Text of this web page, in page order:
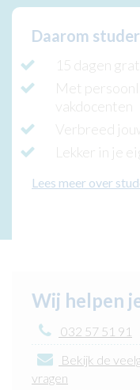
Daarom
15 dagen
Met
vakdocenten
Verbreed
Lekker in je
Lees meer over
Wij helpen
032 57 51 91
Bekijk de
vragen